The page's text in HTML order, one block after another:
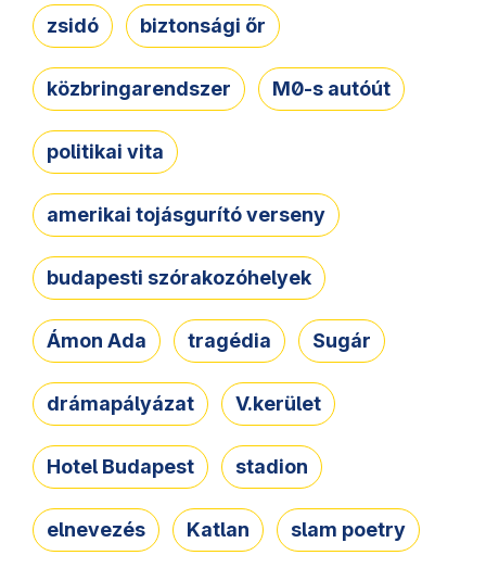
zsidó biztonsági őr
közbringarendszer M0-s autóút
politikai vita
amerikai tojásgurító verseny
budapesti szórakozóhelyek
Ámon Ada tragédia Sugár
drámapályázat V.kerület
Hotel Budapest stadion
elnevezés Katlan slam poetry